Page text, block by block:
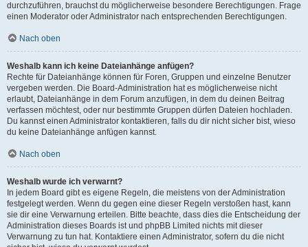
durchzuführen, brauchst du möglicherweise besondere Berechtigungen. Frage
einen Moderator oder Administrator nach entsprechenden Berechtigungen.
Nach oben
Weshalb kann ich keine Dateianhänge anfügen?
Rechte für Dateianhänge können für Foren, Gruppen und einzelne Benutzer
vergeben werden. Die Board-Administration hat es möglicherweise nicht
erlaubt, Dateianhänge in dem Forum anzufügen, in dem du deinen Beitrag
verfassen möchtest, oder nur bestimmte Gruppen dürfen Dateien hochladen.
Du kannst einen Administrator kontaktieren, falls du dir nicht sicher bist, wieso
du keine Dateianhänge anfügen kannst.
Nach oben
Weshalb wurde ich verwarnt?
In jedem Board gibt es eigene Regeln, die meistens von der Administration
festgelegt werden. Wenn du gegen eine dieser Regeln verstoßen hast, kann
sie dir eine Verwarnung erteilen. Bitte beachte, dass dies die Entscheidung der
Administration dieses Boards ist und phpBB Limited nichts mit dieser
Verwarnung zu tun hat. Kontaktiere einen Administrator, sofern du die nicht